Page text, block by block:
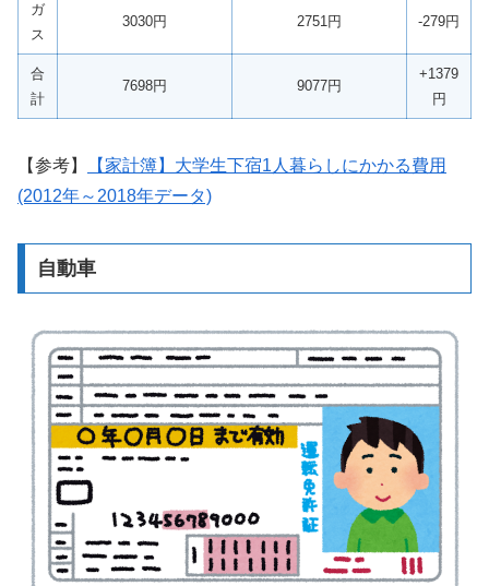
ガ
ス
3030円 2751円 -279円
合
計
7698円 9077円
+1379
円
【参考】
【家計簿】大学生下宿1人暮らしにかかる費用
(2012年～2018年データ)
自動車